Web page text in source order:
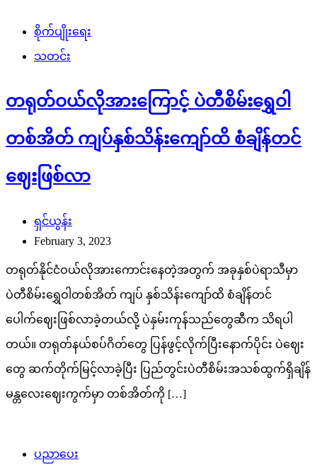
စိုက်ပျိုးရေး
သတင်း
တရုတ်ဝယ်လိုအားကြောင့် ပဲတီစိမ်းရွှေဝါ
တစ်အိတ် ကျပ်နှစ်သိန်းကျော်ထိ စံချိန်တင်
ဈေးဖြစ်လာ
ရှင်ယွန်း
February 3, 2023
တရုတ်နိုင်ငံဝယ်လိုအားကောင်းနေတဲ့အတွက် အခုနှစ်ပဲရာသီမှာ
ပဲတီစိမ်းရွှေဝါတစ်အိတ် ကျပ် နှစ်သိန်းကျော်ထိ စံချိန်တင်
ပေါက်ဈေးဖြစ်လာခဲ့တယ်လို့ ပဲနှမ်းကုန်သည်တွေဆီက သိရပါ
တယ်။ တရုတ်နယ်စပ်ဂိတ်တွေ ပြန်ဖွင့်လိုက်ပြီးနောက်ပိုင်း ပဲဈေး
တွေ ဆက်တိုက်မြင့်လာခဲ့ပြီး ပြည်တွင်းပဲတီစိမ်းအသစ်ထွက်ရှိချိန်
မန္တလေးဈေးကွက်မှာ တစ်အိတ်ကို […]
ပညာပေး